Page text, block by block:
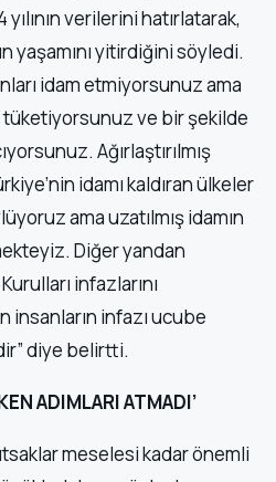
yılının verilerini hatırlatarak,
yaşamını yitirdiğini söyledi.
idam etmiyorsunuz ama
tüketiyorsunuz ve bir şekilde
Ağırlaştırılmış
idamı kaldıran ülkeler
ama uzatılmış idamın
Diğer yandan
infazlarını
insanların infazı ucube
diye belirtti.
ADIMLARI ATMADI’
meselesi kadar önemli